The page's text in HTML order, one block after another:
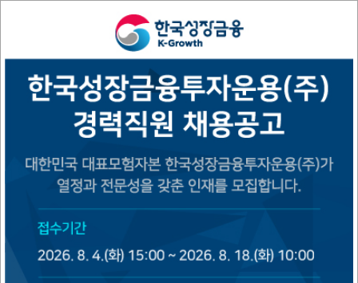
대한민국 대표 모험자본
한국성장금융투자운용
모험자본시장을 선도하는
Fund of Funds